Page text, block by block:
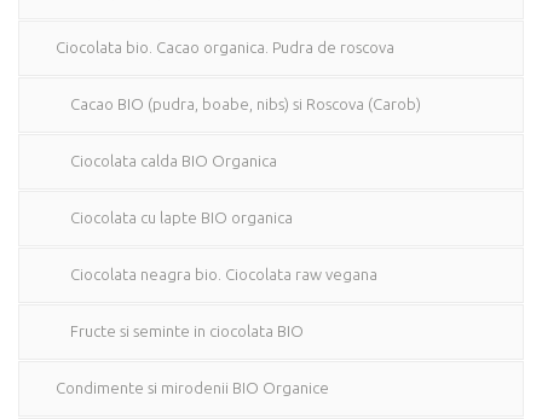
Ciocolata bio. Cacao organica. Pudra de roscova
Cacao BIO (pudra, boabe, nibs) si Roscova (Carob)
Ciocolata calda BIO Organica
Ciocolata cu lapte BIO organica
Ciocolata neagra bio. Ciocolata raw vegana
Fructe si seminte in ciocolata BIO
Condimente si mirodenii BIO Organice